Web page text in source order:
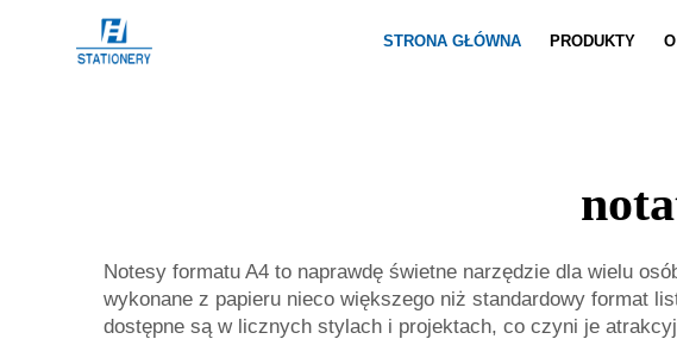
STRONA GŁÓWNA PRODUKTY
Notesy formatu A4 to naprawdę świetne narzędzie dla wielu
wykonane z papieru nieco większego niż standardowy format
dostępne są w licznych stylach i projektach, co czyni je